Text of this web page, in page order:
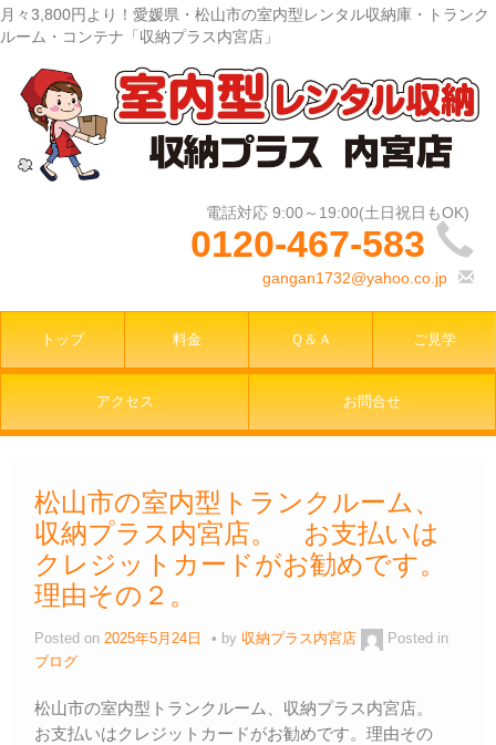
月々3,800円より！愛媛県・松山市の室内型レンタル収納庫・トランク
ルーム・コンテナ「収納プラス内宮店」
0120-467-583
gangan1732@yahoo.co.jp
トップ 料金 Ｑ＆Ａ ご見学
アクセス お問合せ
松山市の室内型トランクルーム、
収納プラス内宮店。 お支払いは
クレジットカードがお勧めです。
理由その２。
Posted on 2025年5月24日 by 収納プラス内宮店
Posted in
ブログ
松山市の室内型トランクルーム、収納プラス内宮店。
お支払いはクレジットカードがお勧めです。理由その